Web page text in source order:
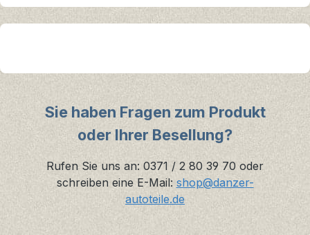
Sie haben Fragen zum Produkt
oder Ihrer Besellung?
Rufen Sie uns an: 0371 / 2 80 39 70 oder
schreiben eine E-Mail: shop@danzer-
autoteile.de